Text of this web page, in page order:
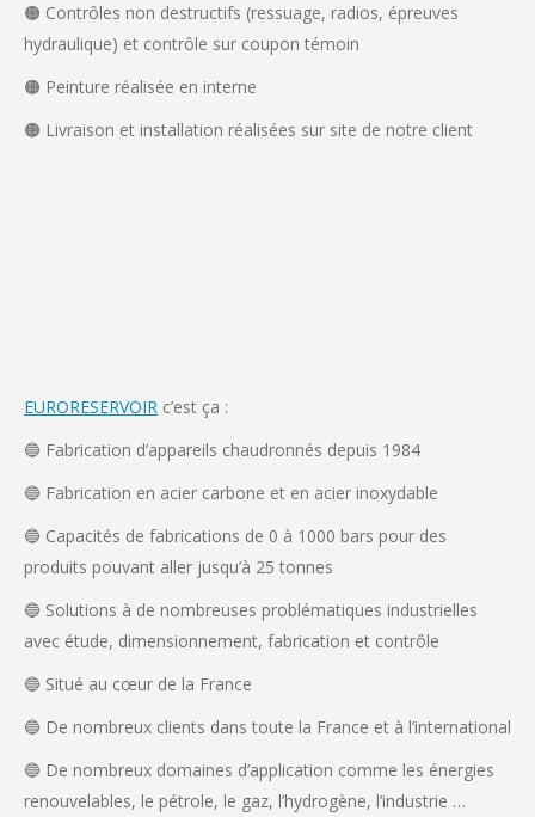
🟠 Contrôles non destructifs (ressuage, radios, épreuves
hydraulique) et contrôle sur coupon témoin
🟠 Peinture réalisée en interne
🟠 Livraison et installation réalisées sur site de notre client
EURORESERVOIR c’est ça :
🔵 Fabrication d’appareils chaudronnés depuis 1984
🔵 Fabrication en acier carbone et en acier inoxydable
🔵 Capacités de fabrications de 0 à 1000 bars pour des
produits pouvant aller jusqu’à 25 tonnes
🔵 Solutions à de nombreuses problématiques industrielles
avec étude, dimensionnement, fabrication et contrôle
🔵 Situé au cœur de la France
🔵 De nombreux clients dans toute la France et à l’international
🔵 De nombreux domaines d’application comme les énergies
renouvelables, le pétrole, le gaz, l’hydrogène, l’industrie …